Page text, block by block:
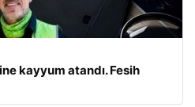
kayyum atandı. Fesih